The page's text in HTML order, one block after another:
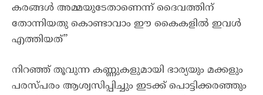
കരങ്ങൾ അമ്മയുടേതാണെന്ന് ദൈവത്തിന്
തോന്നിയതു കൊണ്ടാവാം ഈ കൈകളിൽ ഇവൾ
എത്തിയത്”
നിറഞ്ഞ് തൂവുന്ന കണ്ണുകളുമായി ഭാര്യയും മക്കളും
പരസ്പരം ആശ്വസിപ്പിച്ചും ഇടക്ക് പൊട്ടിക്കരഞ്ഞും